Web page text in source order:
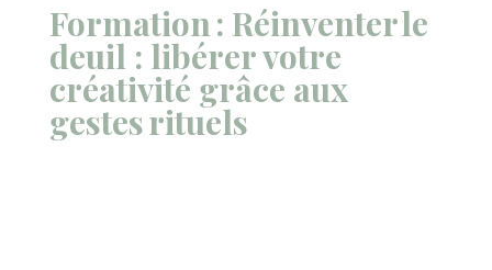
Formation : Réinventer le
deuil : libérer votre
créativité grâce aux
gestes rituels